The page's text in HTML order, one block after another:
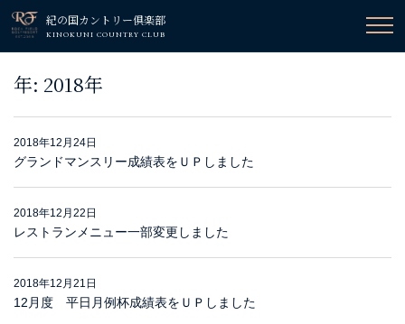
紀の国カントリー倶楽部
KINOKUNI COUNTRY CLUB
年: 2018年
2018年12月24日
グランドマンスリー成績表をＵＰしました
2018年12月22日
レストランメニュー一部変更しました
2018年12月21日
12月度 平日月例杯成績表をＵＰしました